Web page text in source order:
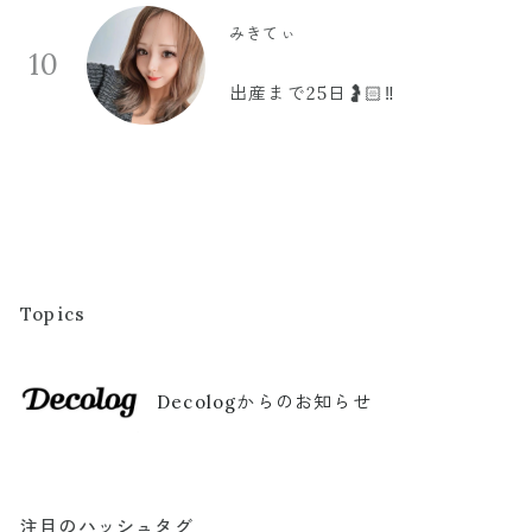
10
みきてぃ
出産まで25日🤰🏻‼️
Topics
Decologからのお知らせ
注目のハッシュタグ